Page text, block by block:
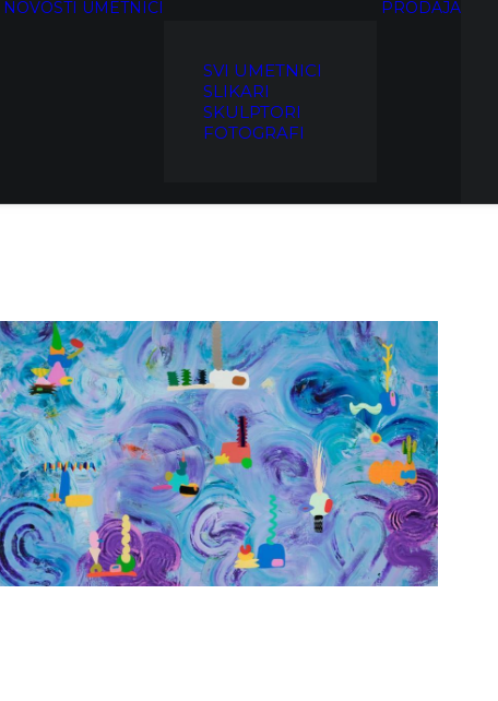
NOVOSTI UMETNICI
SVI UMETNICI
SLIKARI
SKULPTORI
FOTOGRAFI
PRODAJA